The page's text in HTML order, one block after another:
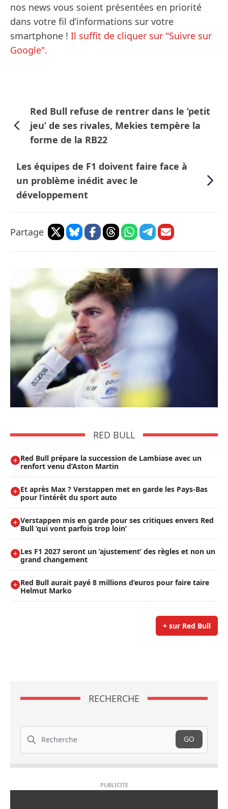
nos news vous soient présentées en priorité
dans votre fil d’informations sur votre
smartphone ! Il suffit de cliquer sur "Suivre sur
Google".
Red Bull refuse de rentrer dans le ’petit
jeu’ de ses rivales, Mekies tempère la
forme de la RB22
Les équipes de F1 doivent faire face à
un problème inédit avec le
développement
Partage
RED BULL
Red Bull prépare la succession de Lambiase avec un
renfort venu d’Aston Martin
Et après Max ? Verstappen met en garde les Pays-Bas
pour l’intérêt du sport auto
Verstappen mis en garde pour ses critiques envers Red
Bull ’qui vont parfois trop loin’
Les F1 2027 seront un ’ajustement’ des règles et non un
grand changement
Red Bull aurait payé 8 millions d’euros pour faire taire
Helmut Marko
+ sur Red Bull
RECHERCHE
Recherche
GO